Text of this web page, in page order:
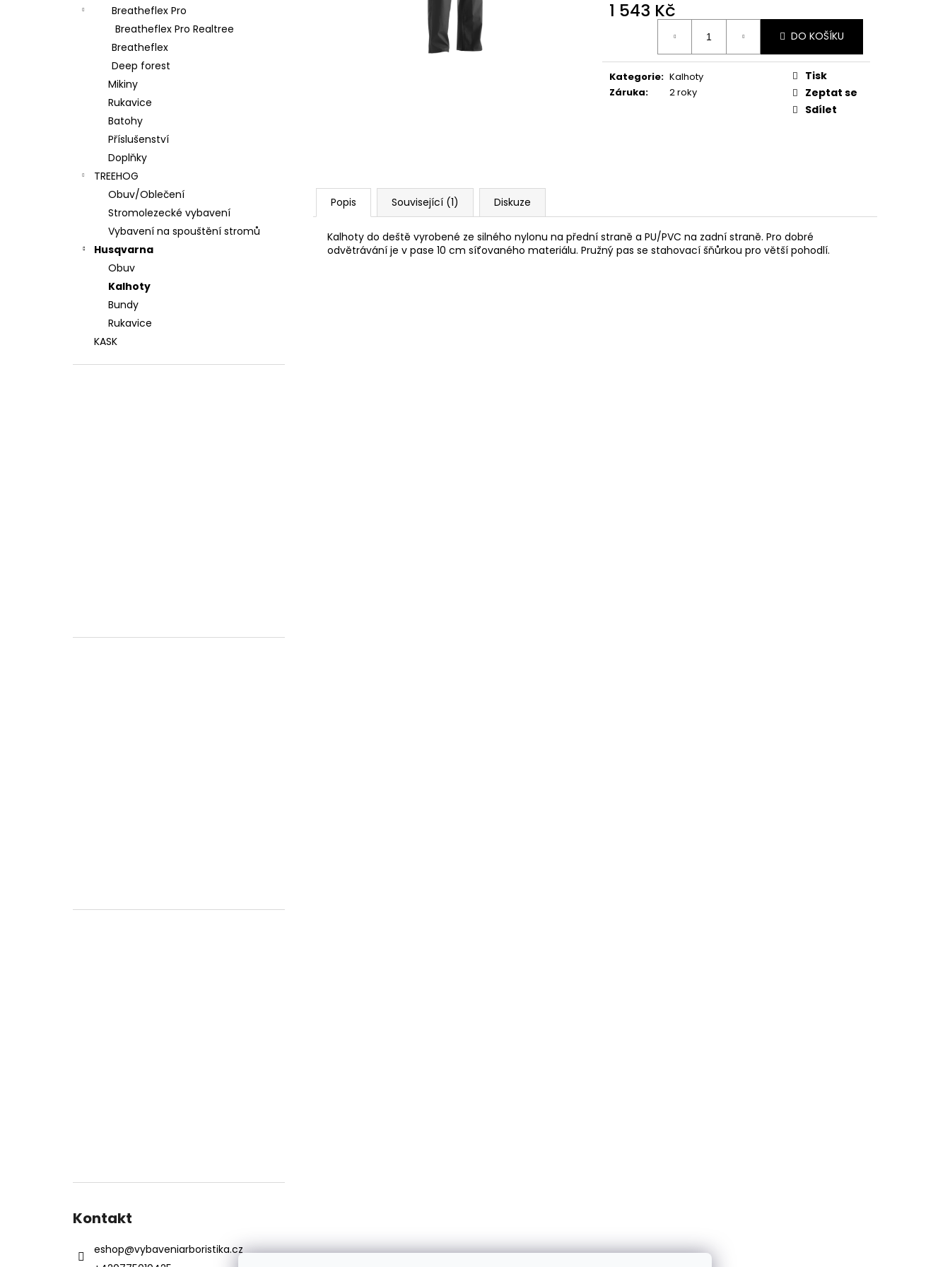
Breatheflex Pro
Breatheflex Pro Realtree
Breatheflex
Deep forest
Mikiny
Rukavice
Batohy
Příslušenství
Doplňky
TREEHOG
Obuv/Oblečení
Stromolezecké vybavení
Vybavení na spouštění stromů
Husqvarna
Obuv
Kalhoty
Bundy
Rukavice
KASK
Kontakt
eshop@vybaveniarboristika.cz
1 543 Kč
DO KOŠÍKU
Kategorie: Kalhoty
Záruka: 2 roky
Tisk
Zeptat se
Sdílet
Popis Související (1) Diskuze
Kalhoty do deště vyrobené ze silného nylonu na přední straně a PU/PVC na zadní straně. Pro dobré
odvětrávání je v pase 10 cm síťovaného materiálu. Pružný pas se stahovací šňůrkou pro větší pohodlí.